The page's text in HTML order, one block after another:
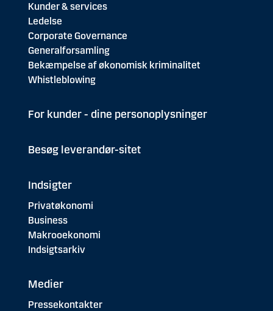
Kunder & services
Ledelse
Corporate Governance
Generalforsamling
Bekæmpelse af økonomisk kriminalitet
Whistleblowing
For kunder - dine personoplysninger
Besøg leverandør-sitet
Indsigter
Privatøkonomi
Business
Makrooekonomi
Indsigtsarkiv
Medier
Pressekontakter